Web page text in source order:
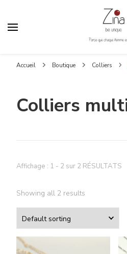
Accueil Boutique Colliers
Colliers
Affichage : 1 - 2 sur 2 RÉSULTATS
Showing all 2 results